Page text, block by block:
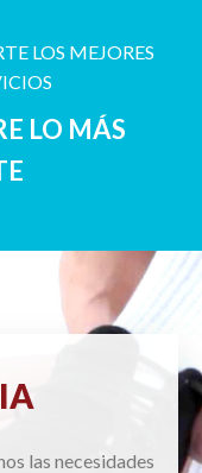
LOS MEJORES
LO MÁS
las necesidades